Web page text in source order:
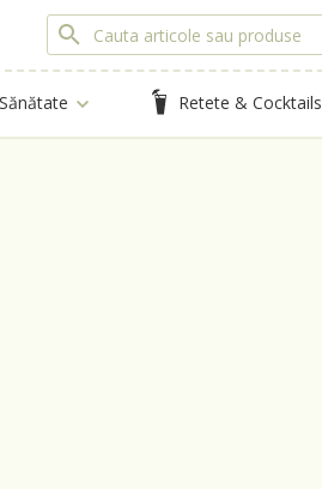
Sănătate Retete & Cocktails